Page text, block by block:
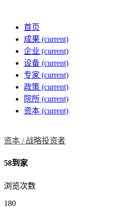
首页
成果 (current)
企业 (current)
设备 (current)
专家 (current)
政策 (current)
院所 (current)
资本 (current)
资本 / 战略投资者
58到家
浏览次数
180